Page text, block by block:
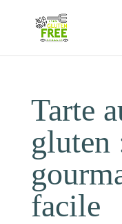
Tarte
gluten
facile